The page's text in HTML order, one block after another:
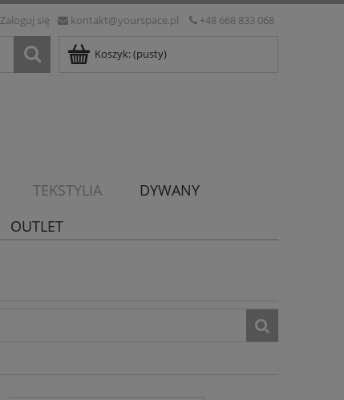
kontakt@yourspace.pl +48 668 833 068
Zaloguj się
Koszyk:(pusty)
TEKSTYLIA
DYWANY
OUTLET